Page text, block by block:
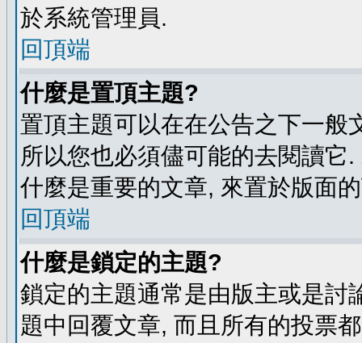
於系統管理員.
回頂端
什麼是置頂主題?
置頂主題可以在在公告之下一般
所以您也必須儘可能的去閱讀
什麼是重要的文章, 來置於版面
回頂端
什麼是鎖定的主題?
鎖定的主題通常是由版主或是討
題中回覆文章, 而且所有的投票